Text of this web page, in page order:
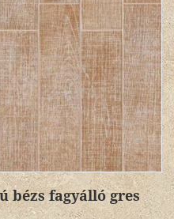
bézs fagyálló gres